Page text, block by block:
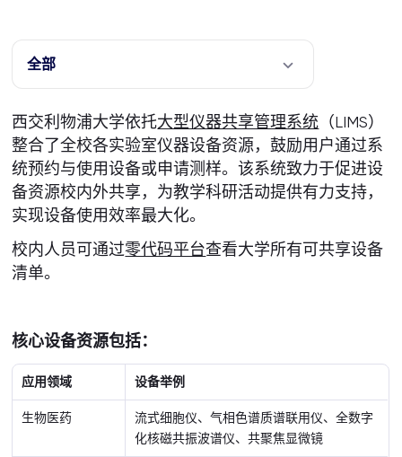
学院
校园生活
关于我们
全部
西交利物浦大学依托大型仪器共享管理系统 （LIMS）
整合了全校各实验室仪器设备资源，鼓励用户通过系
统预约与使用设备或申请测样。该系统致力于促进设
备资源校内外共享，为教学科研活动提供有力支持，
实现设备使用效率最大化。
校内人员可通过零代码平台查看大学所有可共享设备
清单。
核心设备资源包括：
应用领域 设备举例
生物医药
流式细胞仪、气相色谱质谱联用仪、全数字
化核磁共振波谱仪、共聚焦显微镜